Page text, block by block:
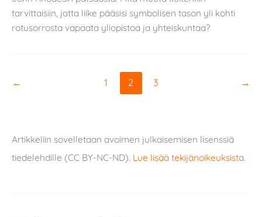
tarvittaisiin, jotta liike pääsisi symbolisen tason yli kohti
rotusorrosta vapaata yliopistoa ja yhteiskuntaa?
← 1 2 3 →
Artikkeliin sovelletaan avoimen julkaisemisen lisenssiä
tiedelehdille (CC BY-NC-ND). Lue lisää tekijänoikeuksista.